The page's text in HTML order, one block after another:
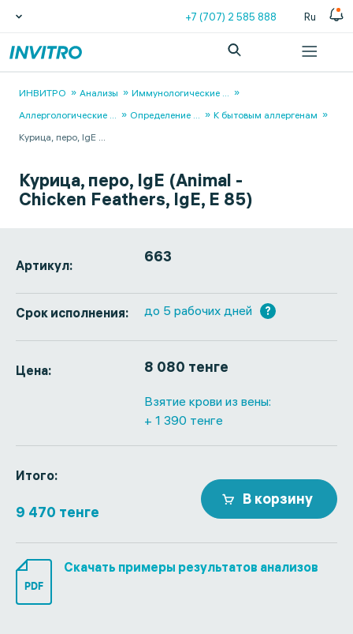
+7 (707) 2 585 888 Ru
ИНВИТРО Анализы Иммунологические ...
Аллергологические ... Определение ...
К бытовым аллергенам
Курица, перо, IgE ...
Курица, перо, IgE (Animal -
Chicken Feathers, IgE, Е 85)
Артикул: 663
Срок исполнения: до 5 рабочих дней ?
Цена: 8 080 тенге
Взятие крови из вены:
+ 1 390 тенге
Итого:
9 470 тенге
В корзину
PDF
Скачать примеры результатов анализов